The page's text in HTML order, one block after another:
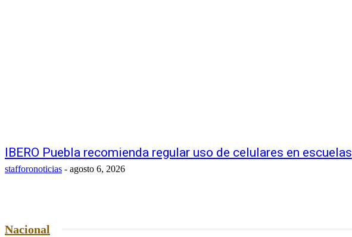
IBERO Puebla recomienda regular uso de celulares en escuelas
stafforonoticias - agosto 6, 2026
Nacional